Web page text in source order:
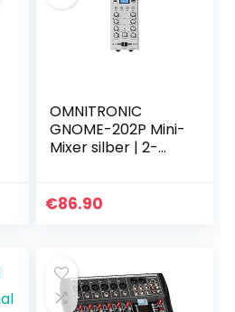
OMNITRONIC
GNOME-202P Mini-
Mixer silber | 2-
MP3-Player im
€86.90